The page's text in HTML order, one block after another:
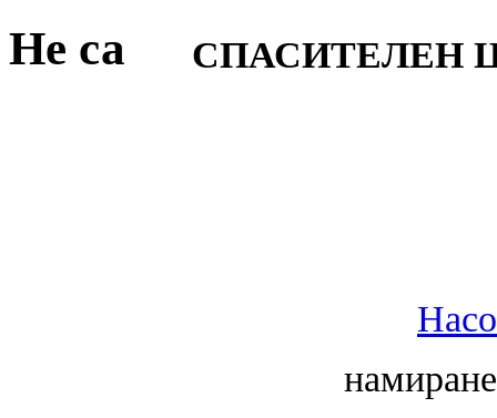
СПАСИТЕЛЕН
Не са